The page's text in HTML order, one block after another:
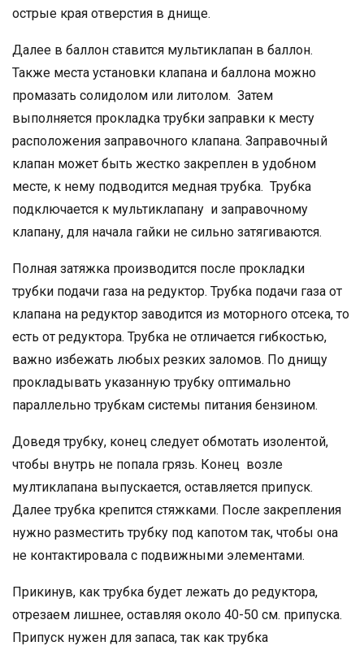
острые края отверстия в днище.
Далее в баллон ставится мультиклапан в баллон.
Также места установки клапана и баллона можно
промазать солидолом или литолом. Затем
выполняется прокладка трубки заправки к месту
расположения заправочного клапана. Заправочный
клапан может быть жестко закреплен в удобном
месте, к нему подводится медная трубка. Трубка
подключается к мультиклапану и заправочному
клапану, для начала гайки не сильно затягиваются.
Полная затяжка производится после прокладки
трубки подачи газа на редуктор. Трубка подачи газа от
клапана на редуктор заводится из моторного отсека, то
есть от редуктора. Трубка не отличается гибкостью,
важно избежать любых резких заломов. По днищу
прокладывать указанную трубку оптимально
параллельно трубкам системы питания бензином.
Доведя трубку, конец следует обмотать изолентой,
чтобы внутрь не попала грязь. Конец возле
мултиклапана выпускается, оставляется припуск.
Далее трубка крепится стяжками. После закрепления
нужно разместить трубку под капотом так, чтобы она
не контактировала с подвижными элементами.
Прикинув, как трубка будет лежать до редуктора,
отрезаем лишнее, оставляя около 40-50 см. припуска.
Припуск нужен для запаса, так как трубка